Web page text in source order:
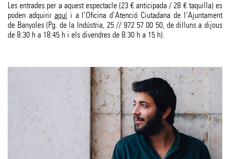
Les entrades per a aquest espectacle (23 € anticipada / 28 € taquilla) es
poden adquirir aquíi a l’Oficina d’Atenció Ciutadana de l’Ajuntament
de Banyoles (Pg. de la Indústria, 25 // 972 57 00 50, de dilluns a dijous
de 8:30 h a 18:45 h i els divendres de 8:30 h a 15 h).